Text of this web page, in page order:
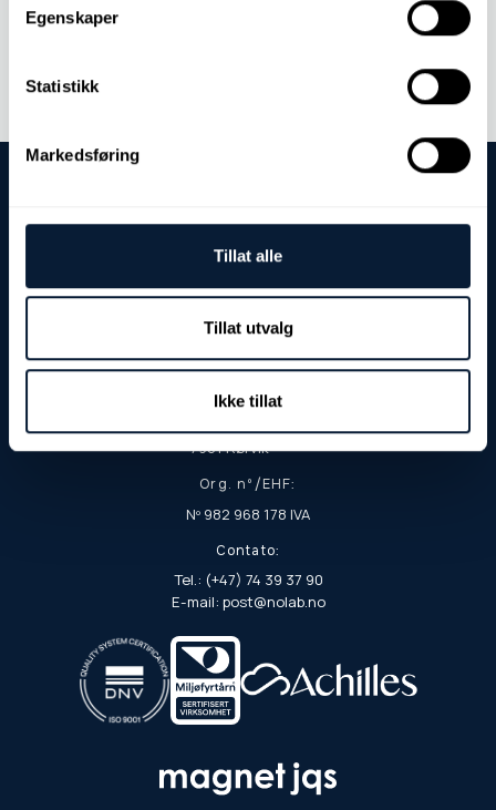
Egenskaper
Statistikk
Markedsføring
Tillat alle
Tillat utvalg
Ikke tillat
Contate-nos
Fjordgata 8
7900 Rørvik
Endereço postal:
7901 Rørvik
Org. nº/EHF:
Nº 982 968 178 IVA
Contato:
Tel.: (+47) 74 39 37 90
E-mail: post@nolab.no